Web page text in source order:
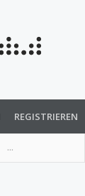
...
REGISTRIEREN